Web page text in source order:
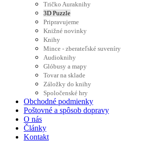
Tričko Auraknihy
3D Puzzle
Pripravujeme
Knižné novinky
Knihy
Mince - zberateľské suveníry
Audioknihy
Glóbusy a mapy
Tovar na sklade
Záložky do knihy
Spoločenské hry
Obchodné podmienky
Poštovné a spôsob dopravy
O nás
Články
Kontakt